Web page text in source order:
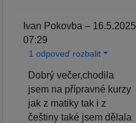
Ivan Pokovba – 16.5.2025
07:29
1 odpoveď rozbalit
Dobrý večer,chodila
jsem na přípravné kurzy
jak z matiky tak i z
češtiny také jsem dělala